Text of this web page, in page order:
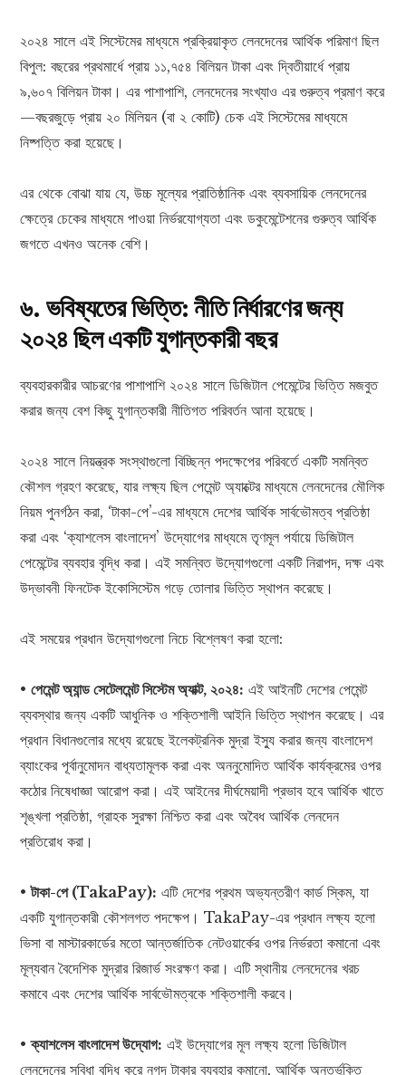
২০২৪ সালে এই সিস্টেমের মাধ্যমে প্রক্রিয়াকৃত লেনদেনের আর্থিক পরিমাণ ছিল
বিপুল: বছরের প্রথমার্ধে প্রায় ১১,৭৫৪ বিলিয়ন টাকা এবং দ্বিতীয়ার্ধে প্রায়
৯,৬০৭ বিলিয়ন টাকা। এর পাশাপাশি, লেনদেনের সংখ্যাও এর গুরুত্ব প্রমাণ করে
—বছরজুড়ে প্রায় ২০ মিলিয়ন (বা ২ কোটি) চেক এই সিস্টেমের মাধ্যমে
নিষ্পত্তি করা হয়েছে।
এর থেকে বোঝা যায় যে, উচ্চ মূল্যের প্রাতিষ্ঠানিক এবং ব্যবসায়িক লেনদেনের
ক্ষেত্রে চেকের মাধ্যমে পাওয়া নির্ভরযোগ্যতা এবং ডকুমেন্টেশনের গুরুত্ব আর্থিক
জগতে এখনও অনেক বেশি।
৬. ভবিষ্যতের ভিত্তি: নীতি নির্ধারণের জন্য
২০২৪ ছিল একটি যুগান্তকারী বছর
ব্যবহারকারীর আচরণের পাশাপাশি ২০২৪ সালে ডিজিটাল পেমেন্টের ভিত্তি মজবুত
করার জন্য বেশ কিছু যুগান্তকারী নীতিগত পরিবর্তন আনা হয়েছে।
২০২৪ সালে নিয়ন্ত্রক সংস্থাগুলো বিচ্ছিন্ন পদক্ষেপের পরিবর্তে একটি সমন্বিত
কৌশল গ্রহণ করেছে, যার লক্ষ্য ছিল পেমেন্ট অ্যাক্টের মাধ্যমে লেনদেনের মৌলিক
নিয়ম পুনর্গঠন করা, ‘টাকা-পে’-এর মাধ্যমে দেশের আর্থিক সার্বভৌমত্ব প্রতিষ্ঠা
করা এবং ‘ক্যাশলেস বাংলাদেশ’ উদ্যোগের মাধ্যমে তৃণমূল পর্যায়ে ডিজিটাল
পেমেন্টের ব্যবহার বৃদ্ধি করা। এই সমন্বিত উদ্যোগগুলো একটি নিরাপদ, দক্ষ এবং
উদ্ভাবনী ফিনটেক ইকোসিস্টেম গড়ে তোলার ভিত্তি স্থাপন করেছে।
এই সময়ের প্রধান উদ্যোগগুলো নিচে বিশ্লেষণ করা হলো:
•পেমেন্ট অ্যান্ড সেটেলমেন্ট সিস্টেম অ্যাক্ট, ২০২৪: এই আইনটি দেশের পেমেন্ট
ব্যবস্থার জন্য একটি আধুনিক ও শক্তিশালী আইনি ভিত্তি স্থাপন করেছে। এর
প্রধান বিধানগুলোর মধ্যে রয়েছে ইলেকট্রনিক মুদ্রা ইস্যু করার জন্য বাংলাদেশ
ব্যাংকের পূর্বানুমোদন বাধ্যতামূলক করা এবং অননুমোদিত আর্থিক কার্যক্রমের ওপর
কঠোর নিষেধাজ্ঞা আরোপ করা। এই আইনের দীর্ঘমেয়াদী প্রভাব হবে আর্থিক খাতে
শৃঙ্খলা প্রতিষ্ঠা, গ্রাহক সুরক্ষা নিশ্চিত করা এবং অবৈধ আর্থিক লেনদেন
প্রতিরোধ করা।
•টাকা-পে (TakaPay): এটি দেশের প্রথম অভ্যন্তরীণ কার্ড স্কিম, যা
একটি যুগান্তকারী কৌশলগত পদক্ষেপ। TakaPay-এর প্রধান লক্ষ্য হলো
ভিসা বা মাস্টারকার্ডের মতো আন্তর্জাতিক নেটওয়ার্কের ওপর নির্ভরতা কমানো এবং
মূল্যবান বৈদেশিক মুদ্রার রিজার্ভ সংরক্ষণ করা। এটি স্থানীয় লেনদেনের খরচ
কমাবে এবং দেশের আর্থিক সার্বভৌমত্বকে শক্তিশালী করবে।
•ক্যাশলেস বাংলাদেশ উদ্যোগ: এই উদ্যোগের মূল লক্ষ্য হলো ডিজিটাল
লেনদেনের সুবিধা বৃদ্ধি করে নগদ টাকার ব্যবহার কমানো, আর্থিক অন্তর্ভুক্তি